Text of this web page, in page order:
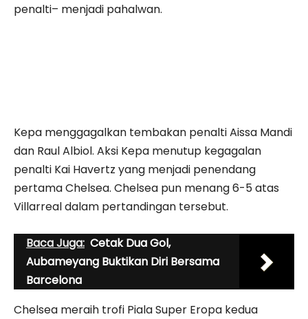
penalti– menjadi pahalwan.
Kepa menggagalkan tembakan penalti Aissa Mandi
dan Raul Albiol. Aksi Kepa menutup kegagalan
penalti Kai Havertz yang menjadi penendang
pertama Chelsea. Chelsea pun menang 6-5 atas
Villarreal dalam pertandingan tersebut.
Baca Juga: Cetak Dua Gol,
Aubameyang Buktikan Diri Bersama
Barcelona
Chelsea meraih trofi Piala Super Eropa kedua